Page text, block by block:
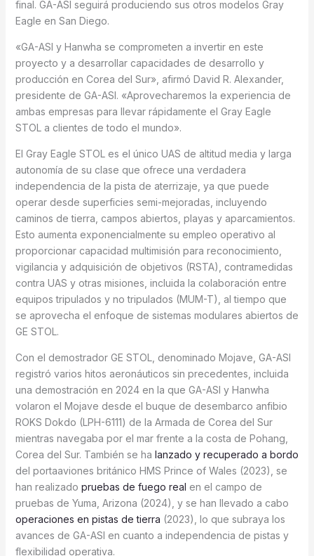
final. GA-ASI seguirá produciendo sus otros modelos Gray
Eagle en San Diego.
«GA-ASI y Hanwha se comprometen a invertir en este
proyecto y a desarrollar capacidades de desarrollo y
producción en Corea del Sur», afirmó David R. Alexander,
presidente de GA-ASI. «Aprovecharemos la experiencia de
ambas empresas para llevar rápidamente el Gray Eagle
STOL a clientes de todo el mundo».
El Gray Eagle STOL es el único UAS de altitud media y larga
autonomía de su clase que ofrece una verdadera
independencia de la pista de aterrizaje, ya que puede
operar desde superficies semi-mejoradas, incluyendo
caminos de tierra, campos abiertos, playas y aparcamientos.
Esto aumenta exponencialmente su empleo operativo al
proporcionar capacidad multimisión para reconocimiento,
vigilancia y adquisición de objetivos (RSTA), contramedidas
contra UAS y otras misiones, incluida la colaboración entre
equipos tripulados y no tripulados (MUM-T), al tiempo que
se aprovecha el enfoque de sistemas modulares abiertos de
GE STOL.
Con el demostrador GE STOL, denominado Mojave, GA-ASI
registró varios hitos aeronáuticos sin precedentes, incluida
una demostración en 2024 en la que GA-ASI y Hanwha
volaron el Mojave desde el buque de desembarco anfibio
ROKS Dokdo (LPH-6111) de la Armada de Corea del Sur
mientras navegaba por el mar frente a la costa de Pohang,
Corea del Sur. También se ha lanzado y recuperado a bordo
del portaaviones británico HMS Prince of Wales (2023), se
han realizado pruebas de fuego real en el campo de
pruebas de Yuma, Arizona (2024), y se han llevado a cabo
operaciones en pistas de tierra (2023), lo que subraya los
avances de GA-ASI en cuanto a independencia de pistas y
flexibilidad operativa.